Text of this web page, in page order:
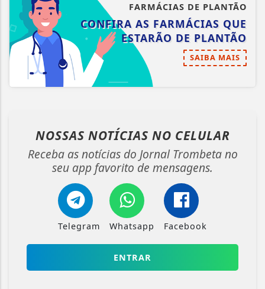
FARMÁCIAS DE PLANTÃO
CONFIRA AS FARMÁCIAS QUE
ESTARÃO DE PLANTÃO
SAIBA MAIS
NOSSAS NOTÍCIAS NO CELULAR
Receba as notícias do Jornal Trombeta no
seu app favorito de mensagens.
Telegram Whatsapp Facebook
ENTRAR